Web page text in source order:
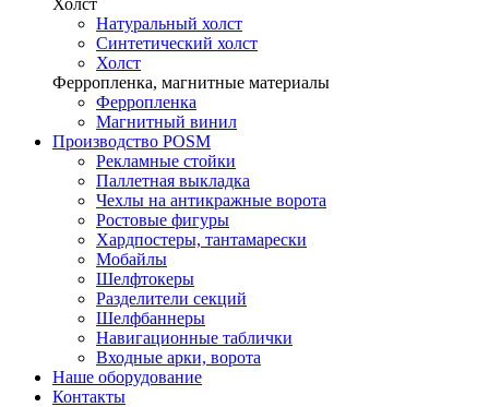
Холст
Натуральный холст
Синтетический холст
Холст
Ферропленка, магнитные материалы
Ферропленка
Магнитный винил
Производство POSM
Рекламные стойки
Паллетная выкладка
Чехлы на антикражные ворота
Ростовые фигуры
Хардпостеры, тантамарески
Мобайлы
Шелфтокеры
Разделители секций
Шелфбаннеры
Навигационные таблички
Входные арки, ворота
Наше оборудование
Контакты